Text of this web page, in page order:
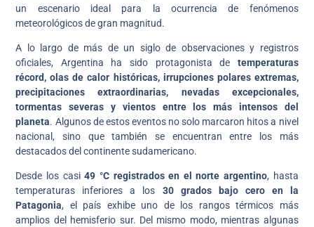
un escenario ideal para la ocurrencia de fenómenos
meteorológicos de gran magnitud.
A lo largo de más de un siglo de observaciones y registros
oficiales, Argentina ha sido protagonista de temperaturas
récord, olas de calor históricas, irrupciones polares extremas,
precipitaciones extraordinarias, nevadas excepcionales,
tormentas severas y vientos entre los más intensos del
planeta. Algunos de estos eventos no solo marcaron hitos a nivel
nacional, sino que también se encuentran entre los más
destacados del continente sudamericano.
Desde los casi49 °C registrados en el norte argentino, hasta
temperaturas inferiores a los 30 grados bajo cero en la
Patagonia, el país exhibe uno de los rangos térmicos más
amplios del hemisferio sur. Del mismo modo, mientras algunas